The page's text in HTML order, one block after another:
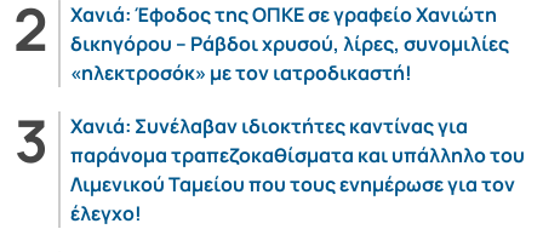
Χανιά: Έφοδος της ΟΠΚΕ σε γραφείο Χανιώτη
δικηγόρου – Ράβδοι χρυσού, λίρες, συνομιλίες
«ηλεκτροσόκ» με τον ιατροδικαστή!
Χανιά: Συνέλαβαν ιδιοκτήτες καντίνας για
παράνομα τραπεζοκαθίσματα και υπάλληλο του
Λιμενικού Ταμείου που τους ενημέρωσε για τον
έλεγχο!